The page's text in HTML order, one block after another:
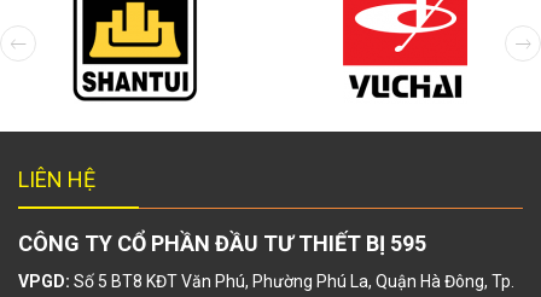
LIÊN HỆ
CÔNG TY CỔ PHẦN ĐẦU TƯ THIẾT BỊ 595
VPGD: Số 5 BT8 KĐT Văn Phú, Phường Phú La, Quận Hà Đông, Tp.